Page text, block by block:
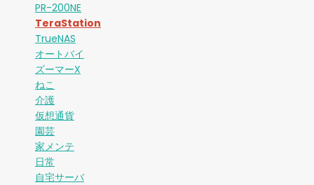
PR-200NE
TeraStation
TrueNAS
オートバイ
ズーマーX
ねこ
介護
仮想通貨
園芸
家メンテ
日常
自宅サーバ